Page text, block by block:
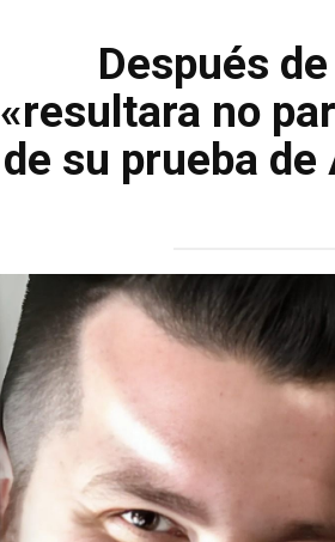
Después
«resultara no
de su prueba